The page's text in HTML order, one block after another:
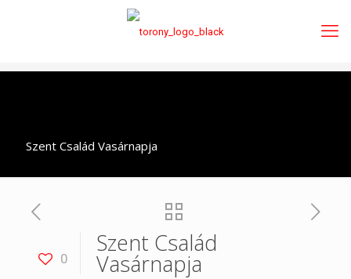
Szent Család Vasárnapja
0
Szent Család
Vasárnapja